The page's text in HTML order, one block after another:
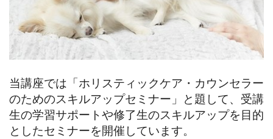
当講座では「ホリスティックケア・カウンセラー
のためのスキルアップセミナー」と題して、受講
生の学習サポートや修了生のスキルアップを目的
としたセミナーを開催しています。